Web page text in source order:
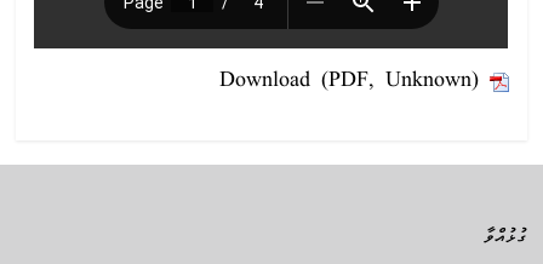
Download (PDF, Unknown)
ގުޅުއްވާ